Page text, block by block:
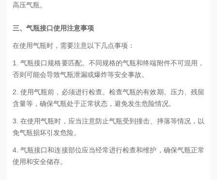
高压气瓶。
三、气瓶接口使用注意事项
在使用气瓶时，需要注意以下几点事项：
1. 气瓶接口规格要匹配。不同规格的气瓶和终端附件不可混用，
否则可能会导致气瓶泄漏或爆炸等安全事故。
2. 使用气瓶前，必须进行检查。检查气瓶的有效期、压力、残留
含量等，确保气瓶处于正常状态，避免发生危险情况。
3. 在使用气瓶时，应当注意防止气瓶受到撞击、摔落等情况，以
免气瓶损坏引发危险。
4. 气瓶接口和连接部位应当经常进行检查和维护，确保气瓶正常
使用和安全储存。